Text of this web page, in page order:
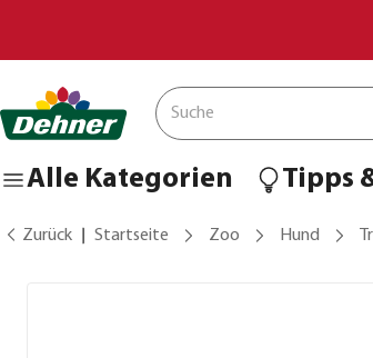
Alle Kategorien Tipps
Zurück Startseite Zoo Hund